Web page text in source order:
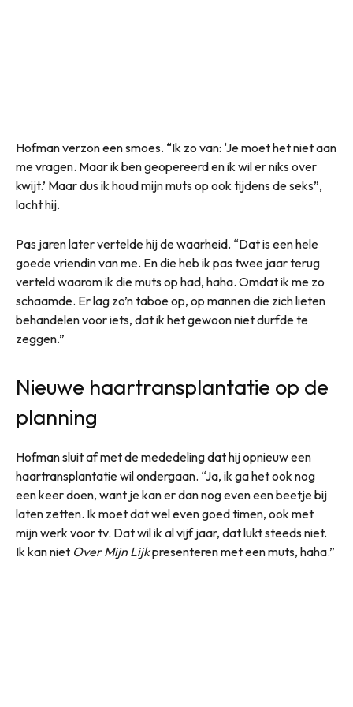
Hofman verzon een smoes. “Ik zo van: ‘Je moet het niet aan
me vragen. Maar ik ben geopereerd en ik wil er niks over
kwijt.’ Maar dus ik houd mijn muts op ook tijdens de seks”,
lacht hij.
Pas jaren later vertelde hij de waarheid. “Dat is een hele
goede vriendin van me. En die heb ik pas twee jaar terug
verteld waarom ik die muts op had, haha. Omdat ik me zo
schaamde. Er lag zo’n taboe op, op mannen die zich lieten
behandelen voor iets, dat ik het gewoon niet durfde te
zeggen.”
Nieuwe haartransplantatie op de
planning
Hofman sluit af met de mededeling dat hij opnieuw een
haartransplantatie wil ondergaan. “Ja, ik ga het ook nog
een keer doen, want je kan er dan nog even een beetje bij
laten zetten. Ik moet dat wel even goed timen, ook met
mijn werk voor tv. Dat wil ik al vijf jaar, dat lukt steeds niet.
Ik kan niet Over Mijn Lijkpresenteren met een muts, haha.”